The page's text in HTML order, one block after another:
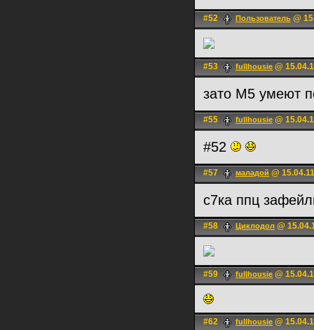
#52 Пользователь @
#53 fullhousie @
зато М5 умеют
#55 fullhousie @
#52
#57 маладой @
с7ка ппц
#58 Циклодол @
#59 fullhousie @
#62 fullhousie @